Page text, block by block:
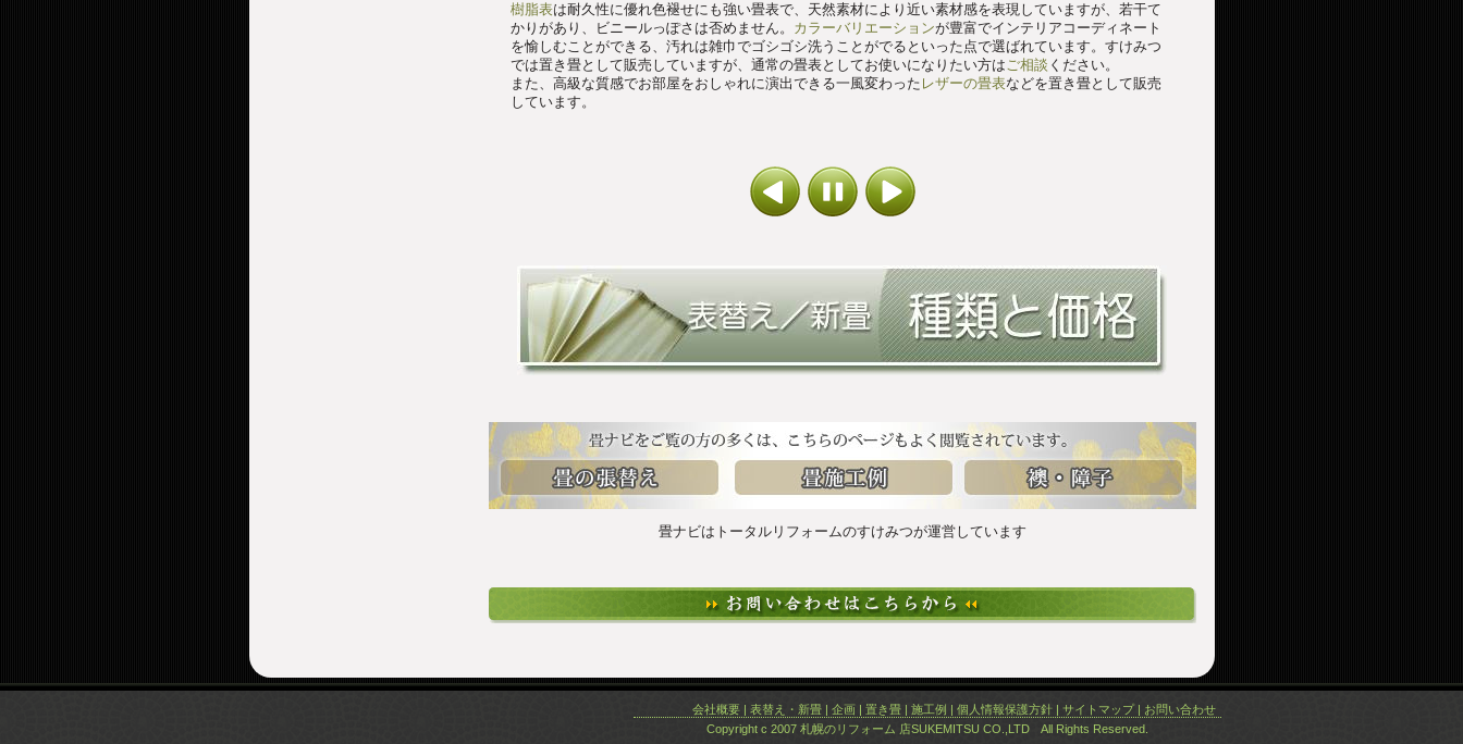
樹脂表は耐久性に優れ色褪せにも強い畳表で、天然素材により近い素材感を表現していますが、若干て
かりがあり、ビニールっぽさは否めません。 カラーバリエーションが豊富でインテリアコーディネート
を愉しむことができる、汚れは雑巾でゴシゴシ洗うことがでるといった点で選ばれています。すけみつ
では置き畳として販売していますが、通常の畳表としてお使いになりたい方はご相談 ください。
また、高級な質感でお部屋をおしゃれに演出できる一風変わった レザーの畳表などを置き畳として販売
しています。
畳ナビはトータルリフォームのすけみつが運営しています
会社概要 | 表替え・新畳 | 企画 | 置き畳 | 施工例 | 個人情報保護方針 | サイトマップ | お問い合わせ
Copyright c 2007 札幌のリフォーム 店SUKEMITSU CO.,LTD All Rights Reserved.